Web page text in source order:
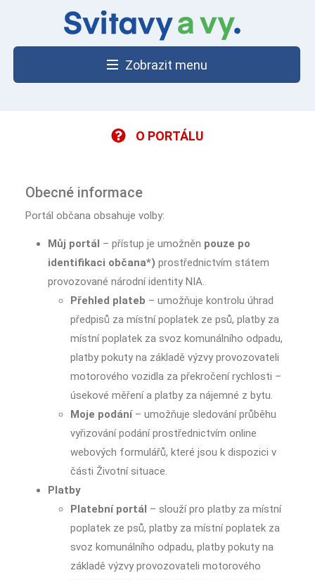
Zobrazit menu
O PORTÁLU
Obecné informace
Portál občana obsahuje volby:
Můj portál – přístup je umožněn pouze po
identifikaci občana*) prostřednictvím státem
provozované národní identity NIA.
Přehled plateb – umožňuje kontrolu úhrad
předpisů za místní poplatek ze psů, platby za
místní poplatek za svoz komunálního odpadu,
platby pokuty na základě výzvy provozovateli
motorového vozidla za překročení rychlosti –
úsekové měření a platby za nájemné z bytu.
Moje podání– umožňuje sledování průběhu
vyřizování podání prostřednictvím online
webových formulářů, které jsou k dispozici v
části Životní situace.
Platby
Platební portál – slouží pro platby za místní
poplatek ze psů, platby za místní poplatek za
svoz komunálního odpadu, platby pokuty na
základě výzvy provozovateli motorového